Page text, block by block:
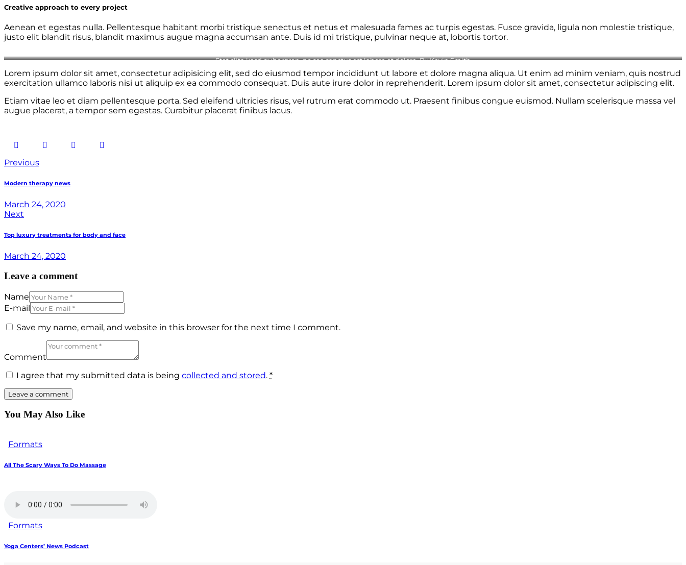
Creative approach to every project
Aenean et egestas nulla. Pellentesque habitant morbi tristique senectus et netus et malesuada fames ac turpis egestas. Fusce gravida, ligula non molestie tristique,
justo elit blandit risus, blandit maximus augue magna accumsan ante. Duis id mi tristique, pulvinar neque at, lobortis tortor.
Stet clita kasd gubergren, no sea sanctus est labore et dolore. ByKevin Smith
Lorem ipsum dolor sit amet, consectetur adipisicing elit, sed do eiusmod tempor incididunt ut labore et dolore magna aliqua. Ut enim ad minim veniam, quis nostrud
exercitation ullamco laboris nisi ut aliquip ex ea commodo consequat. Duis aute irure dolor in reprehenderit. Lorem ipsum dolor sit amet, consectetur adipiscing elit.
Etiam vitae leo et diam pellentesque porta. Sed eleifend ultricies risus, vel rutrum erat commodo ut. Praesent finibus congue euismod. Nullam scelerisque massa vel
augue placerat, a tempor sem egestas. Curabitur placerat finibus lacus.
Post
navigation
Previous
Modern therapy news
March 24, 2020
Next
Top luxury treatments for body and face
March 24, 2020
Leave a comment
Name
E-mail
Save my name, email, and website in this browser for the next time I comment.
Comment
I agree that my submitted data is being collected and stored. *
You May Also Like
Formats
All The Scary Ways To Do Massage
Formats
Yoga Centers’ News Podcast